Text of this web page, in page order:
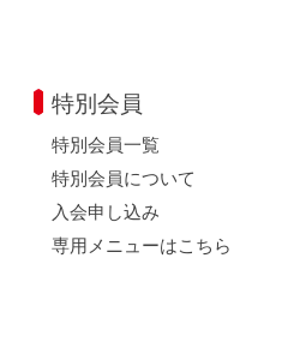
特別会員
特別会員一覧
特別会員について
入会申し込み
専用メニューはこちら